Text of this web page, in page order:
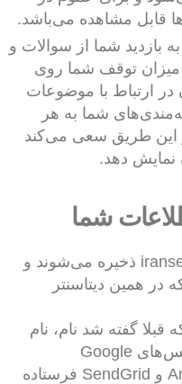
قابل مشاهده می‌باشد.
به بازدید شما از سوالات و
توقف شما روی
ارتباط با موضوعات
شما به هر
این طریق سعی می‌کند
نمایش دهد.
اطلاعات شما در سرورهای iranserver ذخیره می‌شوند و
همین دیتاسنتر
قبلا گفته شد نام، نام
کاربری، و ایمیل شما برای سرویس‌های Google
Analytics، MixPanel، OneSignal و SendGrid فرستاده